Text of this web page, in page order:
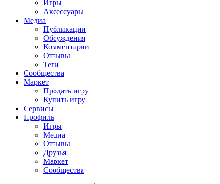
Игры
Аксессуары
Медиа
Публикации
Обсуждения
Комментарии
Отзывы
Теги
Сообщества
Маркет
Продать игру
Купить игру
Сервисы
Профиль
Игры
Медиа
Отзывы
Друзья
Маркет
Сообщества